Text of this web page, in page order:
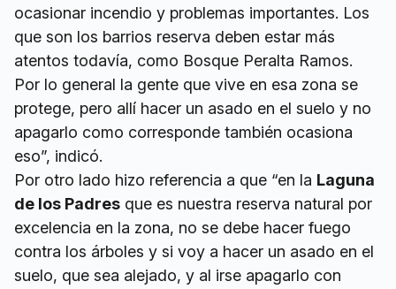
ocasionar incendio y problemas importantes. Los
que son los barrios reserva deben estar más
atentos todavía, como Bosque Peralta Ramos.
Por lo general la gente que vive en esa zona se
protege, pero allí hacer un asado en el suelo y no
apagarlo como corresponde también ocasiona
eso”, indicó.
Por otro lado hizo referencia a que “en la Laguna
de los Padres que es nuestra reserva natural por
excelencia en la zona, no se debe hacer fuego
contra los árboles y si voy a hacer un asado en el
suelo, que sea alejado, y al irse apagarlo con